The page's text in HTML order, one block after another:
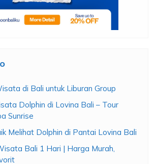
di Bali untuk Liburan Group
Dolphin di Lovina Bali – Tour
Sunrise
Melihat Dolphin di Pantai Lovina Bali
Bali 1 Hari | Harga Murah,